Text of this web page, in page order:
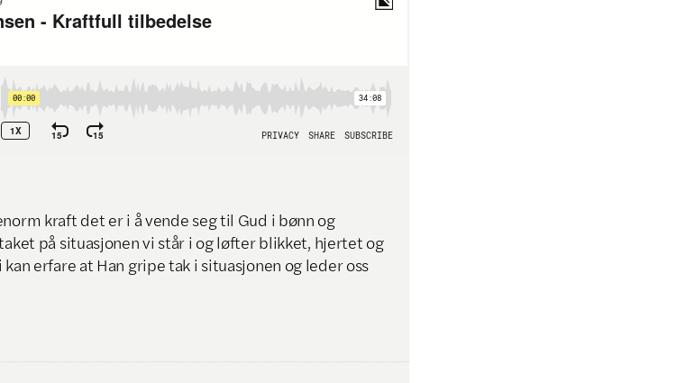
kraft det er i å vende seg til Gud i bønn og
på situasjonen vi står i og løfter blikket, hjertet og
erfare at Han gripe tak i situasjonen og leder oss